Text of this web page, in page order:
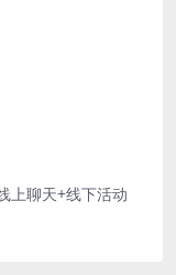
上聊天+线下活动